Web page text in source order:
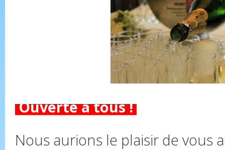
Ouverte à tous !
Nous aurions le plaisir de vous